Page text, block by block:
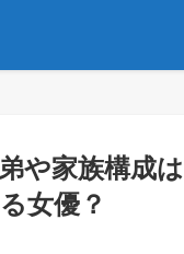
や家族構成
女優？